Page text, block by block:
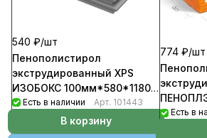
540 ₽/шт
Пенополистирол
экструдированный XPS
ИЗОБОКС 100мм*580*1180
(уп-4шт/2,7376кв.м/0.2738куб.м)
Есть в наличии Арт. 101443
В корзину
774 ₽/шт
уп-4шт/
Есть в